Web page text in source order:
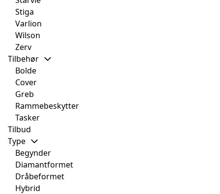
Stiga
Varlion
Wilson
Zerv
Tilbehør
Bolde
Cover
Greb
Rammebeskytter
Tasker
Tilbud
Type
Begynder
Diamantformet
Dråbeformet
Hybrid